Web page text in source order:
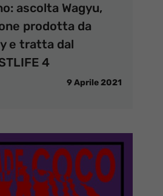
ascolta Wagyu,
prodotta da
e tratta dal
4
9 Aprile 2021